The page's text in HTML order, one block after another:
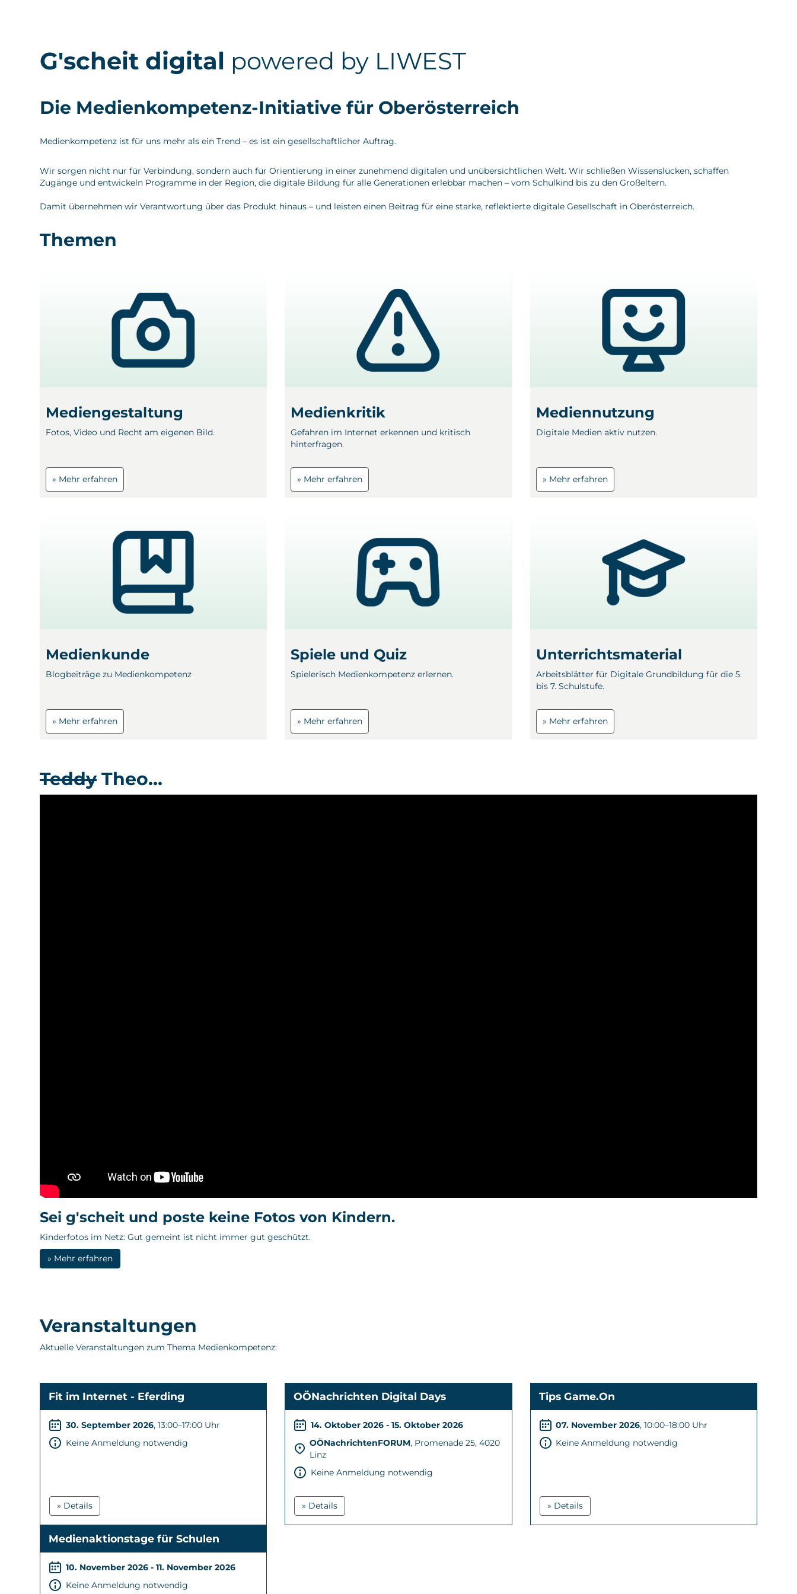
G'scheit digital powered by LIWEST
Die Medienkompetenz-Initiative für Oberösterreich
Medienkompetenz ist für uns mehr als ein Trend – es ist ein gesellschaftlicher Auftrag.
Wir sorgen nicht nur für Verbindung, sondern auch für Orientierung in einer zunehmend digitalen und unübersichtlichen Welt. Wir schließen Wissenslücken, schaffen
Zugänge und entwickeln Programme in der Region, die digitale Bildung für alle Generationen erlebbar machen – vom Schulkind bis zu den Großeltern.
Damit übernehmen wir Verantwortung über das Produkt hinaus – und leisten einen Beitrag für eine starke, reflektierte digitale Gesellschaft in Oberösterreich.
Themen
Mediengestaltung
Fotos, Video und Recht am eigenen Bild.
» Mehr erfahren
Medienkritik
Gefahren im Internet erkennen und kritisch
hinterfragen.
» Mehr erfahren
Mediennutzung
Digitale Medien aktiv nutzen.
» Mehr erfahren
Medienkunde
Blogbeiträge zu Medienkompetenz
» Mehr erfahren
Spiele und Quiz
Spielerisch Medienkompetenz erlernen.
» Mehr erfahren
Unterrichtsmaterial
Arbeitsblätter für Digitale Grundbildung für die 5.
bis 7. Schulstufe.
» Mehr erfahren
Teddy Theo…
Sei g'scheit und poste keine Fotos von Kindern.
Kinderfotos im Netz: Gut gemeint ist nicht immer gut geschützt.
» Mehr erfahren
Veranstaltungen
Aktuelle Veranstaltungen zum Thema Medienkompetenz:
Fit im Internet - Eferding
30. September 2026, 13:00–17:00 Uhr
Keine Anmeldung notwendig
» Details
OÖNachrichten Digital Days
14. Oktober 2026 - 15. Oktober 2026
OÖNachrichtenFORUM, Promenade 25, 4020
Linz
Keine Anmeldung notwendig
» Details
Tips Game.On
07. November 2026, 10:00–18:00 Uhr
Keine Anmeldung notwendig
» Details
Medienaktionstage für Schulen
10. November 2026 - 11. November 2026
Keine Anmeldung notwendig